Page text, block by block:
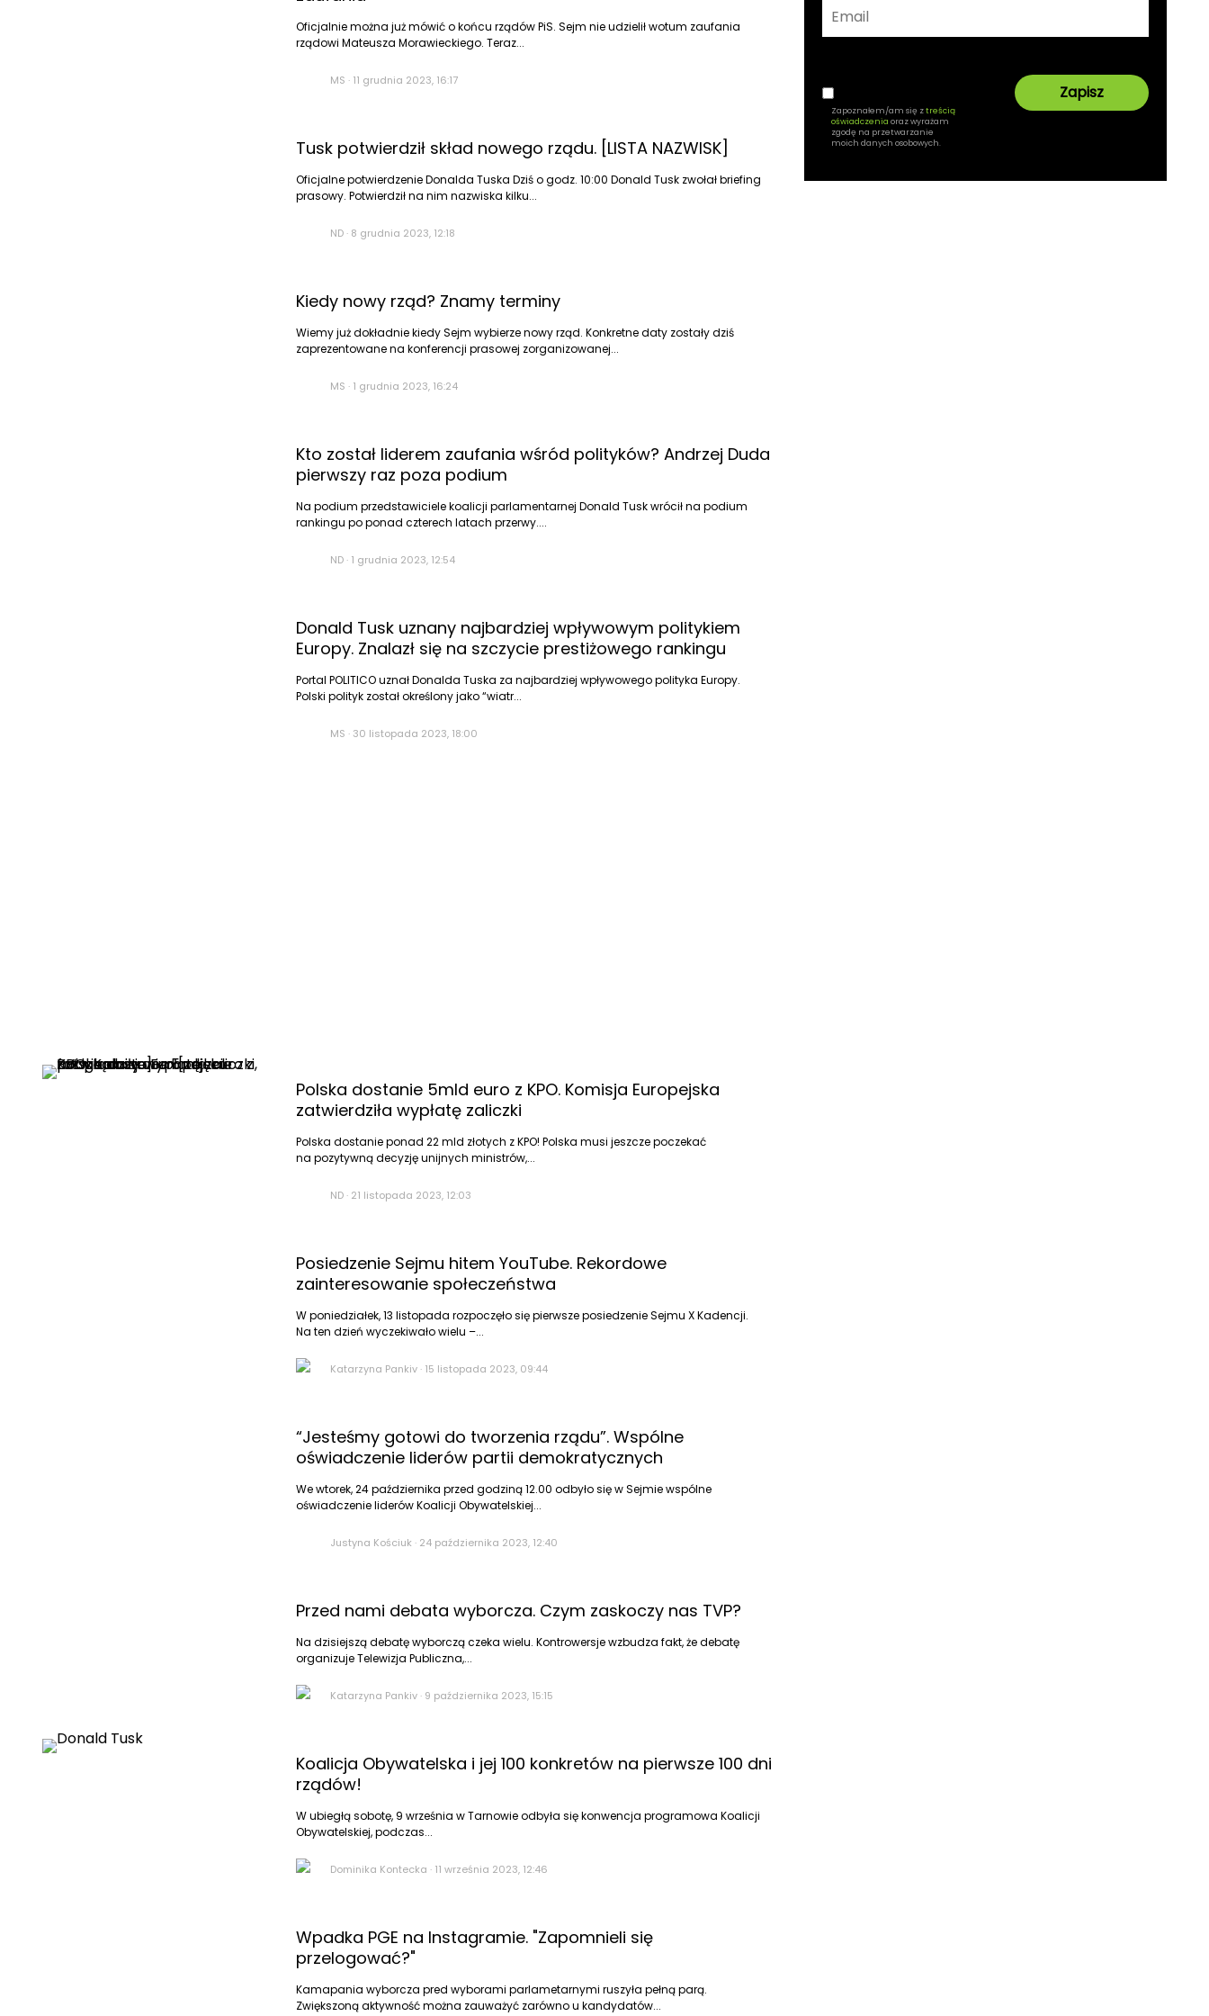
DIY
Oficjalnie można już mówić o końcu rządów PiS. Sejm nie udzielił wotum zaufania
rządowi Mateusza Morawieckiego. Teraz...
MS · 11 grudnia 2023, 16:17
Tusk potwierdził skład nowego rządu. [LISTA NAZWISK]
Oficjalne potwierdzenie Donalda Tuska Dziś o godz. 10:00 Donald Tusk zwołał briefing
prasowy. Potwierdził na nim nazwiska kilku...
ND · 8 grudnia 2023, 12:18
Kiedy nowy rząd? Znamy terminy
Wiemy już dokładnie kiedy Sejm wybierze nowy rząd. Konkretne daty zostały dziś
zaprezentowane na konferencji prasowej zorganizowanej...
MS · 1 grudnia 2023, 16:24
Kto został liderem zaufania wśród polityków? Andrzej Duda
pierwszy raz poza podium
Na podium przedstawiciele koalicji parlamentarnej Donald Tusk wrócił na podium
rankingu po ponad czterech latach przerwy....
ND · 1 grudnia 2023, 12:54
Donald Tusk uznany najbardziej wpływowym politykiem
Europy. Znalazł się na szczycie prestiżowego rankingu
Portal POLITICO uznał Donalda Tuska za najbardziej wpływowego polityka Europy.
Polski polityk został określony jako “wiatr...
MS · 30 listopada 2023, 18:00
Polska dostanie 5mld euro z KPO. Komisja Europejska
zatwierdziła wypłatę zaliczki
Polska dostanie ponad 22 mld złotych z KPO! Polska musi jeszcze poczekać
na pozytywną decyzję unijnych ministrów,...
ND · 21 listopada 2023, 12:03
Posiedzenie Sejmu hitem YouTube. Rekordowe
zainteresowanie społeczeństwa
W poniedziałek, 13 listopada rozpoczęło się pierwsze posiedzenie Sejmu X Kadencji.
Na ten dzień wyczekiwało wielu –...
Katarzyna Pankiv · 15 listopada 2023, 09:44
“Jesteśmy gotowi do tworzenia rządu”. Wspólne
oświadczenie liderów partii demokratycznych
We wtorek, 24 października przed godziną 12.00 odbyło się w Sejmie wspólne
oświadczenie liderów Koalicji Obywatelskiej...
Justyna Kościuk · 24 października 2023, 12:40
Przed nami debata wyborcza. Czym zaskoczy nas TVP?
Na dzisiejszą debatę wyborczą czeka wielu. Kontrowersje wzbudza fakt, że debatę
organizuje Telewizja Publiczna,...
Katarzyna Pankiv · 9 października 2023, 15:15
Koalicja Obywatelska i jej 100 konkretów na pierwsze 100 dni
rządów!
W ubiegłą sobotę, 9 września w Tarnowie odbyła się konwencja programowa Koalicji
Obywatelskiej, podczas...
Dominika Kontecka · 11 września 2023, 12:46
Wpadka PGE na Instagramie. "Zapomnieli się
przelogować?"
Kamapania wyborcza pred wyborami parlametarnymi ruszyła pełną parą.
Zwiększoną aktywność można zauważyć zarówno u kandydatów...
Zapoznałem/am się ztreścią
oświadczenia oraz wyrażam
zgodę na przetwarzanie
moich danych osobowych.